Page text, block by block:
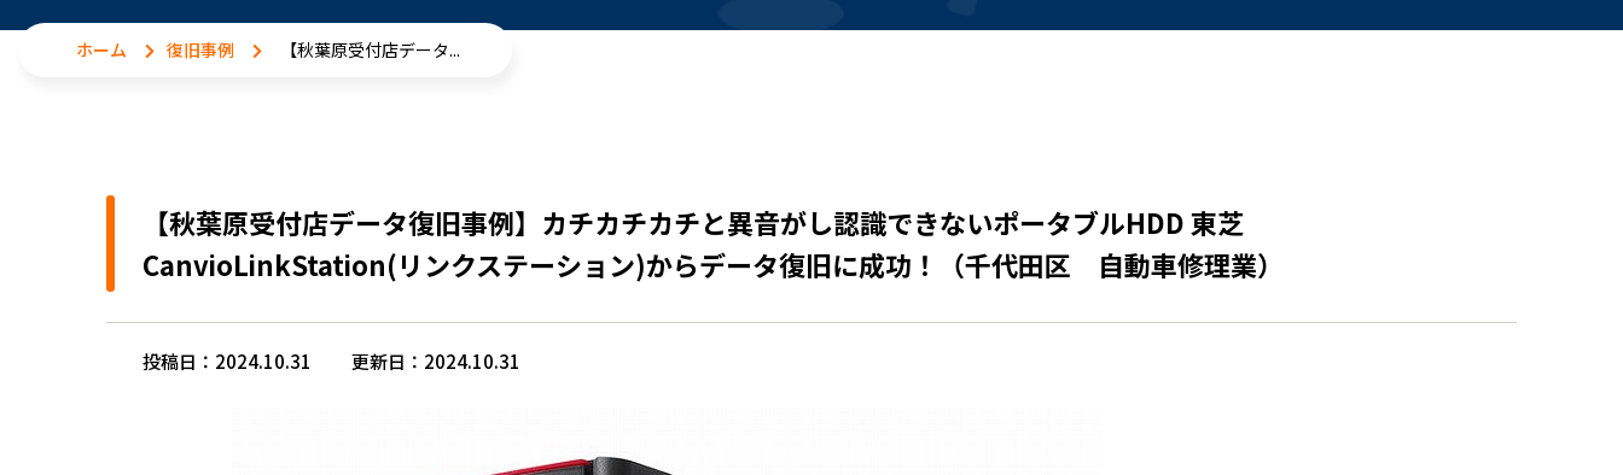
ホーム 復旧事例 【秋葉原受付店データ...
【秋葉原受付店データ復旧事例】カチカチカチと異音がし認識できないポータブルHDD 東芝
CanvioLinkStation(リンクステーション)からデータ復旧に成功！（千代田区 自動車修理業）
投稿日：2024.10.31 更新日：2024.10.31